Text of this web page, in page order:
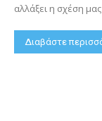
αλλάξει η σχέση
Διαβάστε